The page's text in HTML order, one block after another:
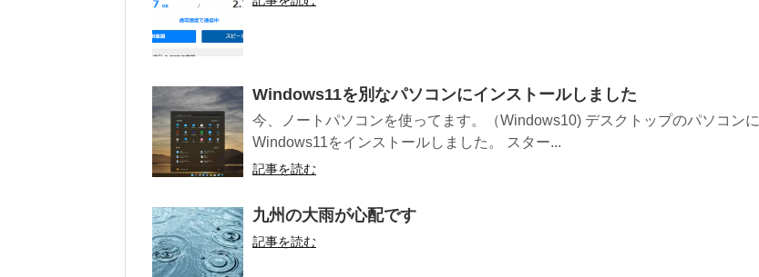
Windows11を別なパソコンにインストールしました
今、ノートパソコンを使ってます。（Windows10) デスクトップのパソコンに
Windows11をインストールしました。 スター...
記事を読む
九州の大雨が心配です
記事を読む